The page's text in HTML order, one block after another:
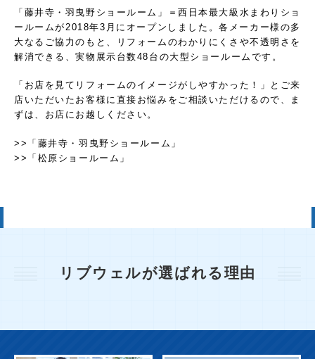
「藤井寺・羽曳野ショールーム」＝西日本最大級水まわりショ
ールームが2018年3月にオープンしました。各メーカー様の多
大なるご協力のもと、リフォームのわかりにくさや不透明さを
解消できる、実物展示台数48台の大型ショールームです。
「お店を見てリフォームのイメージがしやすかった！」とご来
店いただいたお客様に直接お悩みをご相談いただけるので、ま
ずは、お店にお越しください。
>> 「藤井寺・羽曳野ショールーム」
>> 「松原ショールーム」
リブウェルが選ばれる理由